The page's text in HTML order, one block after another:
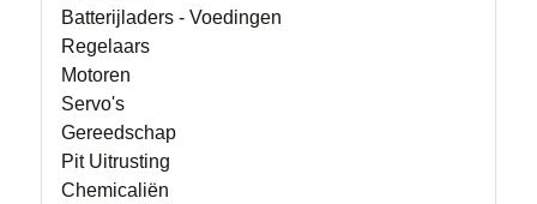
Batterijladers - Voedingen
Regelaars
Motoren
Servo's
Gereedschap
Pit Uitrusting
Chemicaliën